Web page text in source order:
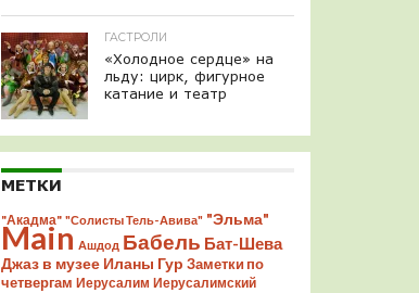
ГАСТРОЛИ
«Холодное сердце» на
льду: цирк, фигурное
катание и театр
МЕТКИ
"Акадма" "Солисты Тель-Авива" "Эльма"
Main Ашдод Бабель Бат-Шева
Джаз в музее Иланы Гур Заметки по
четвергам Иерусалим Иерусалимский